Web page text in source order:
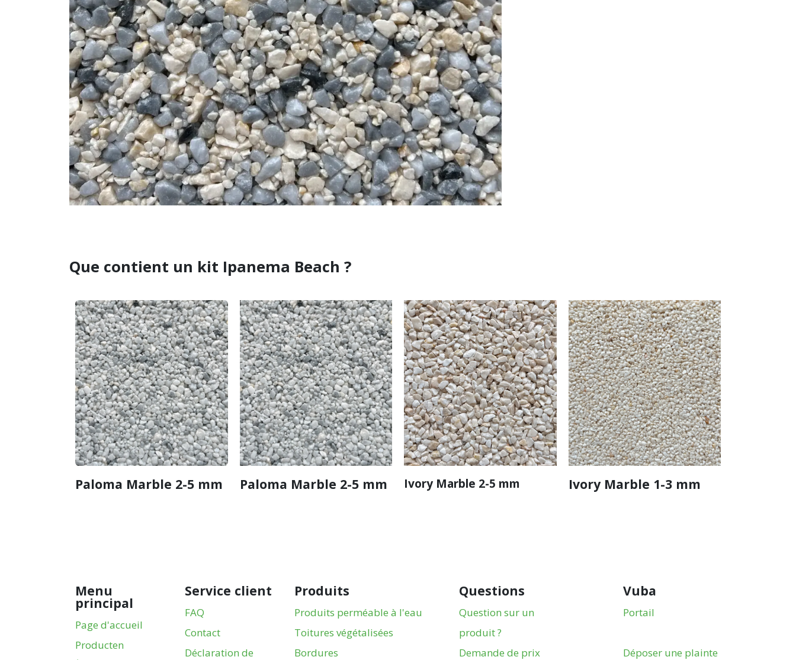
Que contient un kit Ipanema Beach ?
Ivory Marble 2-5 mm Ivory Marble 1-3 mm
Paloma Marble 2-5 mm
Paloma Marble 2-5 mm
Menu
principal
Page d'accueil
Producten
Questions
Question sur un
produit ?
Demande de prix
Service client
FAQ
Contact
Déclaration de
Produits
Produits perméable à l'eau
Toitures végétalisées
Bordures
Vuba
Portail
Déposer une plainte